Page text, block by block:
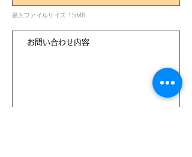
最大ファイルサイズ 15MB